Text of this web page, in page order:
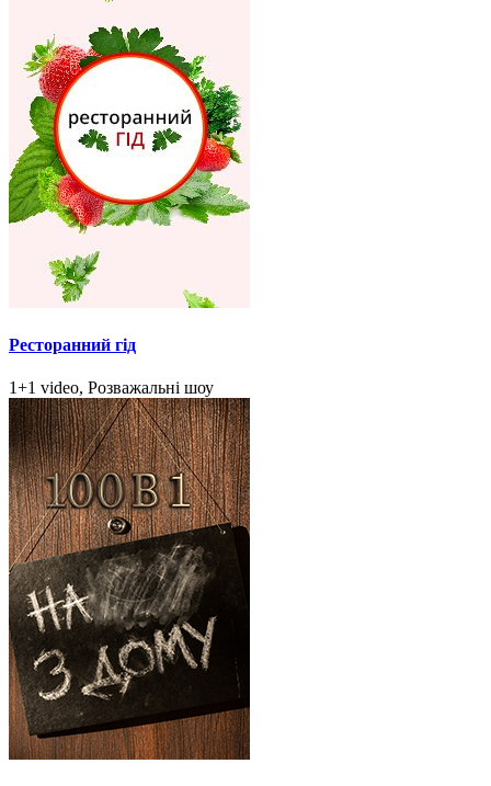
Ресторанний гід
1+1 video, Розважальні шоу